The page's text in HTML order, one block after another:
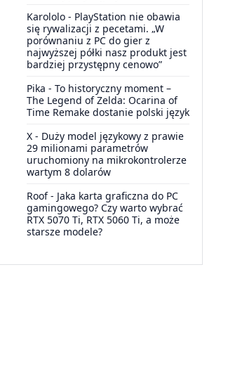
Karololo - PlayStation nie obawia
się rywalizacji z pecetami. „W
porównaniu z PC do gier z
najwyższej półki nasz produkt jest
bardziej przystępny cenowo”
Pika - To historyczny moment –
The Legend of Zelda: Ocarina of
Time Remake dostanie polski język
X - Duży model językowy z prawie
29 milionami parametrów
uruchomiony na mikrokontrolerze
wartym 8 dolarów
Roof- Jaka karta graficzna do PC
gamingowego? Czy warto wybrać
RTX 5070 Ti, RTX 5060 Ti, a może
starsze modele?